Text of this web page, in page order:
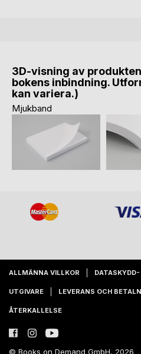
3D-visning av
bokens inbindning.
kan variera.)
Mjukband
ALLMÄNNA VILLKOR
UTGIVARE LEVERANS OCH
ÅTERKALLELSE
© Books on Demand GmbH, 2026